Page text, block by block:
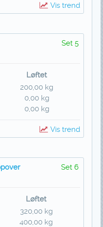
Vis trend
Set 5
Løftet
200,00 kg
0,00 kg
0,00 kg
Vis trend
Set 6
Løftet
320,00 kg
400,00 kg